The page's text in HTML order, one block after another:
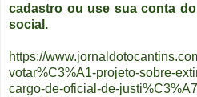
cadastro ou use sua conta
social.
https://
votar%C3%A1-projeto-sobre-
cargo-de-oficial-de-